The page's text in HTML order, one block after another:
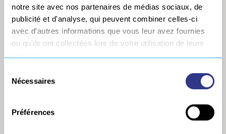
notre site avec nos partenaires de médias sociaux, de
publicité et d'analyse, qui peuvent combiner celles-ci
avec d'autres informations que vous leur avez fournies
ou qu'ils ont collectées lors de votre utilisation de leurs
Nécessaires
Préférences
LE GROUPE
Historique